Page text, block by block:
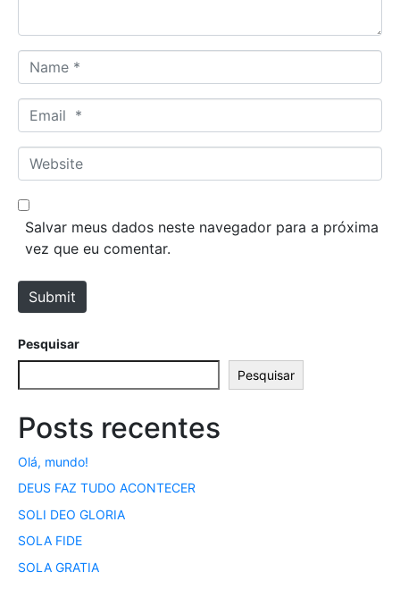
a
m
*
m
a
*
W
e
b
e
Salvar meus dados neste navegador para a próxima
vez que eu comentar.
Submit
Pesquisar
Pesquisar
Posts recentes
Olá, mundo!
DEUS FAZ TUDO ACONTECER
SOLI DEO GLORIA
SOLA FIDE
SOLA GRATIA